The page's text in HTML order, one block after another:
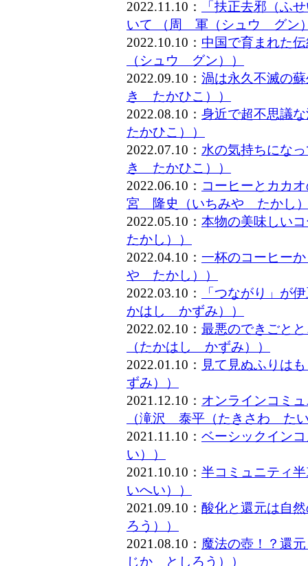
2022.11.10：
「扶正去邪（ふ
いて （周 軍（シュウ グン
2022.10.10： 中国で育まれた
（シュウ グン））
2022.09.10： 渦は永久不滅の
き たかひこ））
2022.08.10： 身近で超不思議
たかひこ））
2022.07.10： 水の気持ちにな
き たかひこ））
2022.06.10： コーヒーとカカ
宮 隆史（いちみや たかし
2022.05.10： 本物の美味しい
たかし））
2022.04.10： 一杯のコーヒー
や たかし））
2022.03.10：
「つながり」が
かはし かずみ））
2022.02.10： 最悪のできごと
（たかはし かずみ））
2022.01.10： 見て見ぬふりは
ずみ））
2021.12.10： オンラインコミ
（滝沢 泰平（たきさわ た
2021.11.10： ベーシックイン
い））
2021.10.10： 半コミュニティ
いへい））
2021.09.10： 酸化と還元は自
ろう））
2021.08.10： 魔法の壺！？還
じか としろう））